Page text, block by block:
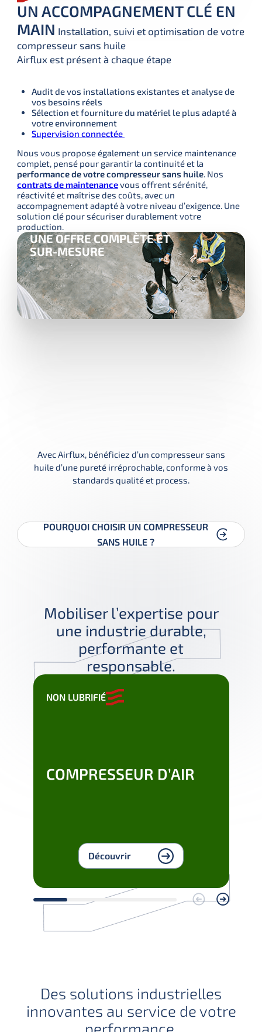
UN ACCOMPAGNEMENT CLÉ EN
MAIN Installation, suivi et optimisation de votre
compresseur sans huile
Airflux est présent à chaque étape
Audit de vos installations existantes et analyse de
vos besoins réels
Sélection et fourniture du matériel le plus adapté à
votre environnement
Supervision connectée
Nous vous propose également un service maintenance
complet, pensé pour garantir la continuité et la
performance de votre compresseur sans huile
contrats de maintenance vous offrent sérénité,
réactivité et maîtrise des coûts, avec un
accompagnement adapté à votre niveau d’exigence. Une
solution clé pour sécuriser durablement votre
production.
UNE OFFRE COMPLÈTE ET
SUR-MESURE
Avec Airflux, bénéficiez d’un compresseur sans
huile d’une pureté irréprochable, conforme à vos
standards qualité et process.
POURQUOI CHOISIR UN COMPRESSEUR
SANS HUILE ?
Mobiliser l’expertise pour
une industrie durable,
performante et
responsable.
NON LUBRIFIÉ
COMPRESSEUR D’AIR
Découvrir
Des solutions industrielles
innovantes au service de votre
performance.